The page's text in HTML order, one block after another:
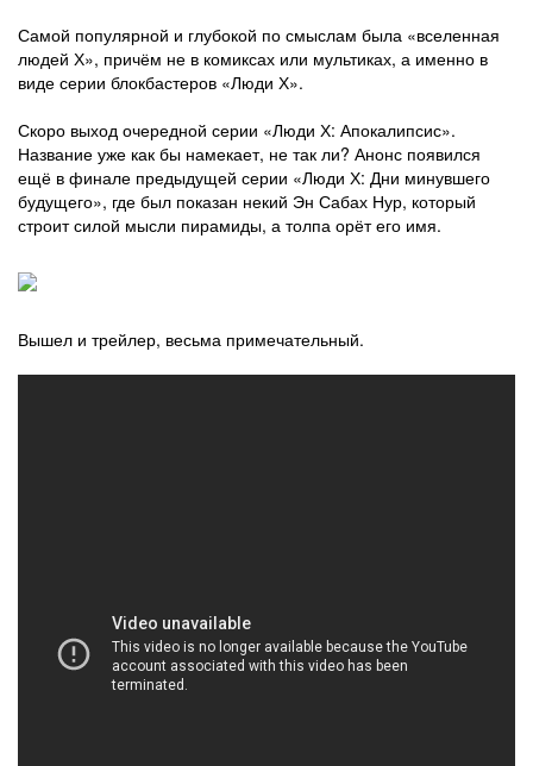
Самой популярной и глубокой по смыслам была «вселенная
людей Х», причём не в комиксах или мультиках, а именно в
виде серии блокбастеров «Люди Х».
Скоро выход очередной серии «Люди Х: Апокалипсис».
Название уже как бы намекает, не так ли? Анонс появился
ещё в финале предыдущей серии «Люди Х: Дни минувшего
будущего», где был показан некий Эн Сабах Нур, который
строит силой мысли пирамиды, а толпа орёт его имя.
Вышел и трейлер, весьма примечательный.